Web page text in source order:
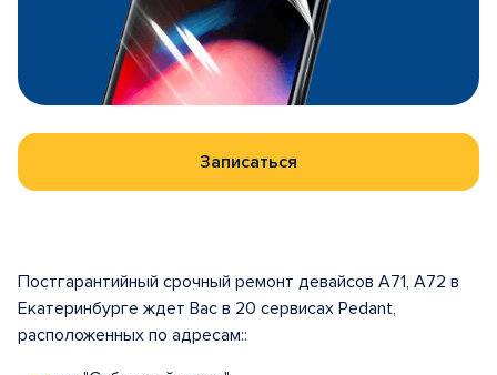
Записаться
Постгарантийный срочный ремонт девайсов A71, A72 в
Екатеринбурге ждет Вас в 20 сервисах Pedant,
расположенных по адресам::